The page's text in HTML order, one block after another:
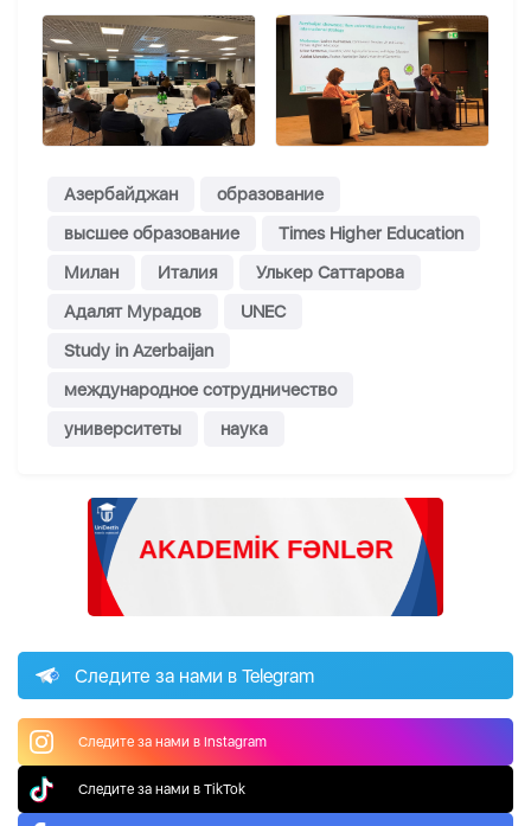
Азербайджан
образование
высшее образование
Times Higher Education
Милан
Италия
Улькер Саттарова
Адалят Мурадов
UNEC
Study in Azerbaijan
международное сотрудничество
университеты
наука
Следите за нами в Telegram
Следите за нами в Instagram
Следите за нами в TikTok